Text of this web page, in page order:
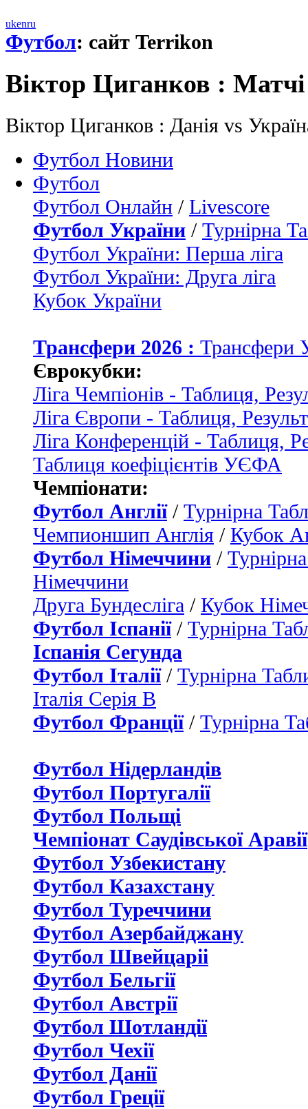
ukenru
Футбол: сайт Terrikon
Віктор Циганков : Матчi
Віктор Циганков : Данія vs
Футбол Новини
Футбол
Футбол Онлайн / Livescore
Футбол України / Турнірна
Футбол України: Перша ліга
Футбол України: Друга ліга
Кубок України
Трансфери 2026 : Трансфери
Єврокубки:
Ліга Чемпіонів - Таблиця,
Ліга Європи - Таблиця,
Ліга Конференцій - Таблиця,
Таблиця коефіцієнтів УЄФА
Чемпіонати:
Футбол Англії/ Турнірна
Чемпионшип Англія / Кубок
Футбол Німеччини /
Німеччини
Друга Бундесліга / Кубок
Футбол Іспанії/ Турнірна
Іспанія Сегунда
Футбол Італії/ Турнірна
Італія Серія B
Футбол Франції/ Турнірна
Футбол Нідерландiв
Футбол Португалії
Футбол Польщі
Чемпіонат Саудівської Аравії
Футбол Узбекистану
Футбол Казахстану
Футбол Туреччини
Футбол Азербайджану
Футбол Швейцаріі
Футбол Бельгії
Футбол Австрії
Футбол Шотландії
Футбол Чехії
Футбол Данії
Футбол Греції